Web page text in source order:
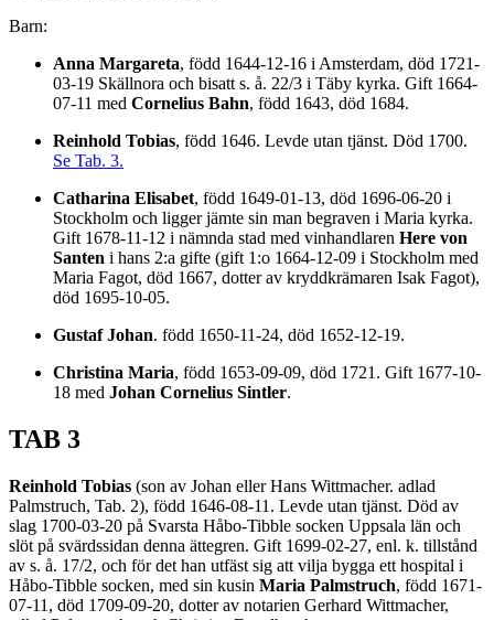
Barn:
Anna Margareta, född 1644-12-16 i Amsterdam, död 1721-
03-19 Skällnora och bisatt s. å. 22/3 i Täby kyrka. Gift 1664-
07-11 med Cornelius Bahn, född 1643, död 1684.
Reinhold Tobias, född 1646. Levde utan tjänst. Död 1700.
Se Tab. 3.
Catharina Elisabet, född 1649-01-13, död 1696-06-20 i
Stockholm och ligger jämte sin man begraven i Maria kyrka.
Gift 1678-11-12 i nämnda stad med vinhandlaren Here von
Santen i hans 2:a gifte (gift 1:o 1664-12-09 i Stockholm med
Maria Fagot, död 1667, dotter av kryddkrämaren Isak Fagot),
död 1695-10-05.
Gustaf Johan. född 1650-11-24, död 1652-12-19.
Christina Maria, född 1653-09-09, död 1721. Gift 1677-10-
18 med Johan Cornelius Sintler.
TAB 3
Reinhold Tobias (son av Johan eller Hans Wittmacher. adlad
Palmstruch, Tab. 2), född 1646-08-11. Levde utan tjänst. Död av
slag 1700-03-20 på Svarsta Håbo-Tibble socken Uppsala län och
slöt på svärdssidan denna ättegren. Gift 1699-02-27, enl. k. tillstånd
av s. å. 17/2, och för det han utfäst sig att vilja bygga ett hospital i
Håbo-Tibble socken, med sin kusin Maria Palmstruch, född 1671-
07-11, död 1709-09-20, dotter av notarien Gerhard Wittmacher,